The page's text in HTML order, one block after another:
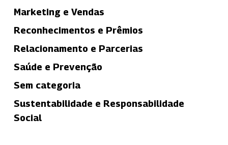
Marketing e Vendas
Reconhecimentos e Prêmios
Relacionamento e Parcerias
Saúde e Prevenção
Sem categoria
Sustentabilidade e Responsabilidade
Social